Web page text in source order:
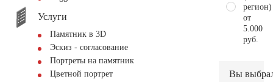
Услуги
Памятник в 3D
Эскиз - согласование
Портреты на памятник
Цветной портрет
регион)
от
5.000
руб.
Вы